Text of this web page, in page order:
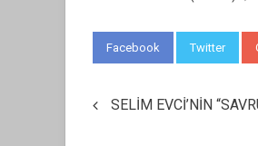
Facebook Twitter
SELİM EVCİ’NİN